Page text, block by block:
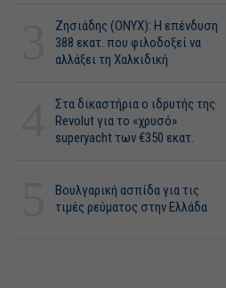
Ζησιάδης (ONYX): Η επένδυση
388 εκατ. που φιλοδοξεί να
αλλάξει τη Χαλκιδική
Στα δικαστήρια ο ιδρυτής της
Revolut για το «χρυσό»
superyacht των €350 εκατ.
Βουλγαρική ασπίδα για τις
τιμές ρεύματος στην Ελλάδα